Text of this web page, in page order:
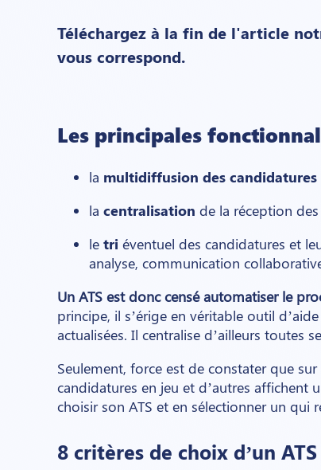
Téléchargez à la fin de l'article
vous correspond.
Les principales
la multidiffusion des candidatures
la centralisation de la réception
le tri éventuel des candidatures et
analyse, communication
Un ATS est donc censé automatiser le
principe, il s’érige en véritable outil
actualisées. Il centralise d’ailleurs toutes
Seulement, force est de constater que
candidatures en jeu et d’autres
choisir son ATS et en sélectionner un qui
8 critères de choix d’un ATS